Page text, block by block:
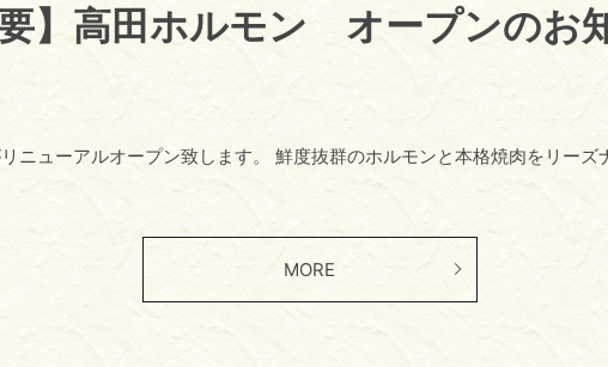
要】高田ホルモン オープンのお
ニューアルオープン致します。 鮮度抜群のホルモンと本格焼肉をリーズ
MORE